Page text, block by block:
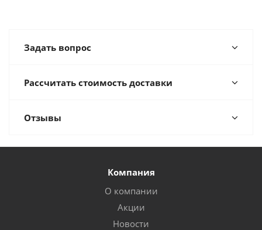
Задать вопрос
Рассчитать стоимость доставки
Отзывы
Компания
О компании
Акции
Новости